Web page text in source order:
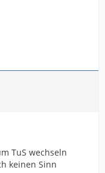
TuS wechseln
keinen Sinn